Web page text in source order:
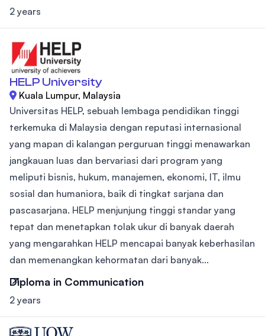
2 years
HELP University
Kuala Lumpur, Malaysia
Universitas HELP, sebuah lembaga pendidikan tinggi
terkemuka di Malaysia dengan reputasi internasional
yang mapan di kalangan perguruan tinggi menawarkan
jangkauan luas dan bervariasi dari program yang
meliputi bisnis, hukum, manajemen, ekonomi, IT, ilmu
sosial dan humaniora, baik di tingkat sarjana dan
pascasarjana. HELP menjunjung tinggi standar yang
tepat dan menetapkan tolak ukur di banyak daerah
yang mengarahkan HELP mencapai banyak keberhasilan
dan memenangkan kehormatan dari banyak...
Diploma in Communication
2 years